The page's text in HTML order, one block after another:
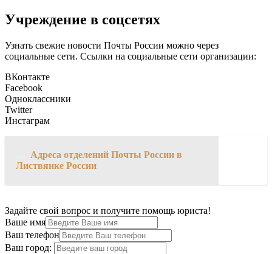
Учреждение в соцсетях
Узнать свежие новости Почты России можно через
социальные сети. Ссылки на социальные сети организации:
ВКонтакте
Facebook
Одноклассники
Twitter
Инстаграм
Адреса отделений Почты России в
Листвянке России
Задайте свой вопрос и получите помощь юриста!
Ваше имя
Ваш телефон
Ваш город: